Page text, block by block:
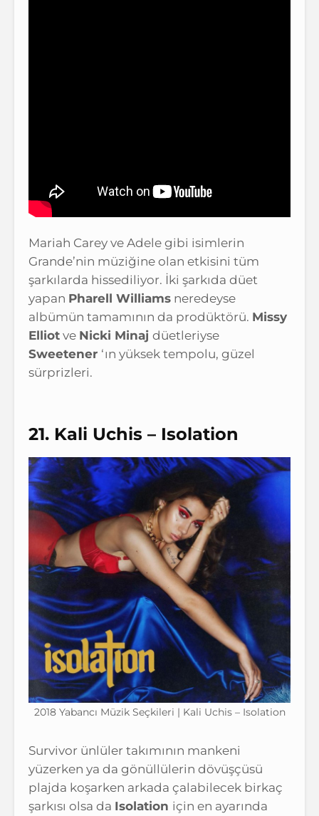
Mariah Carey ve Adele gibi isimlerin
Grande’nin müziğine olan etkisini tüm
şarkılarda hissediliyor. İki şarkıda düet
yapan Pharell Williams neredeyse
albümün tamamının da prodüktörü. Missy
Elliot ve Nicki Minaj düetleriyse
Sweetener ‘ın yüksek tempolu, güzel
sürprizleri.
21. Kali Uchis – Isolation
2018 Yabancı Müzik Seçkileri | Kali Uchis – Isolation
Survivor ünlüler takımının mankeni
yüzerken ya da gönüllülerin dövüşçüsü
plajda koşarken arkada çalabilecek birkaç
şarkısı olsa da Isolation için en ayarında